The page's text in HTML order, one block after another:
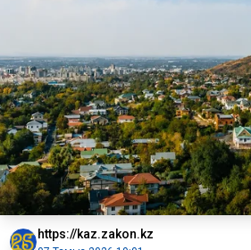
https://kaz.zakon.kz